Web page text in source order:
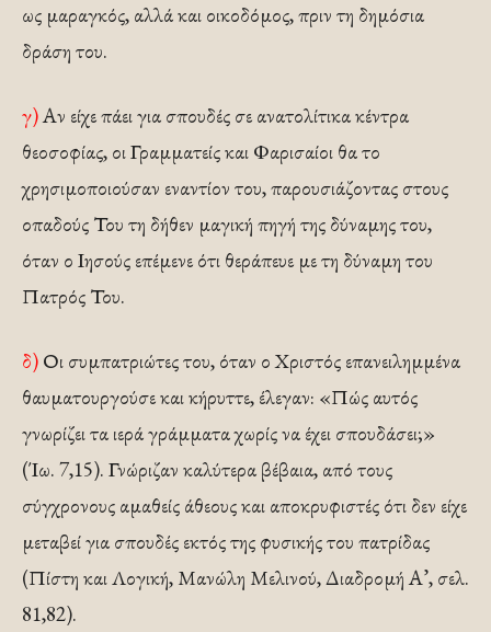
ως μαραγκός, αλλά και οικοδόμος, πριν τη δημόσια
δράση του.
γ)Αν είχε πάει για σπουδές σε ανατολίτικα κέντρα
θεοσοφίας, οι Γραμματείς και Φαρισαίοι θα το
χρησιμοποιούσαν εναντίον του, παρουσιάζοντας στους
οπαδούς Του τη δήθεν μαγική πηγή της δύναμης του,
όταν ο Ιησούς επέμενε ότι θεράπευε με τη δύναμη του
Πατρός Του.
δ) Οι συμπατριώτες του, όταν ο Χριστός επανειλημμένα
θαυματουργούσε και κήρυττε, έλεγαν: «Πώς αυτός
γνωρίζει τα ιερά γράμματα χωρίς να έχει σπουδάσει;»
(Ίω. 7,15). Γνώριζαν καλύτερα βέβαια, από τους
σύγχρονους αμαθείς άθεους και αποκρυφιστές ότι δεν είχε
μεταβεί για σπουδές εκτός της φυσικής του πατρίδας
(Πίστη και Λογική, Μανώλη Μελινού, Διαδρομή Α’, σελ.
81,82).